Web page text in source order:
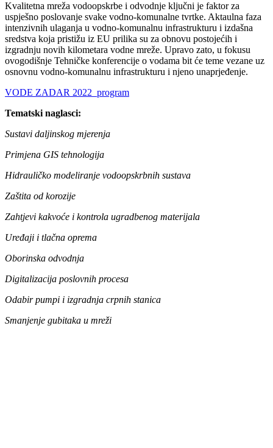
Kvalitetna mreža vodoopskrbe i odvodnje ključni je faktor za
uspješno poslovanje svake vodno-komunalne tvrtke. Aktaulna faza
intenzivnih ulaganja u vodno-komunalnu infrastrukturu i izdašna
sredstva koja pristižu iz EU prilika su za obnovu postojećih i
izgradnju novih kilometara vodne mreže. Upravo zato, u fokusu
ovogodišnje Tehničke konferencije o vodama bit će teme vezane uz
osnovnu vodno-komunalnu infrastrukturu i njeno unaprjeđenje.
VODE ZADAR 2022_program
Tematski naglasci:
Sustavi daljinskog mjerenja
Primjena GIS tehnologija
Hidrauličko modeliranje vodoopskrbnih sustava
Zaštita od korozije
Zahtjevi kakvoće i kontrola ugradbenog materijala
Uređaji i tlačna oprema
Oborinska odvodnja
Digitalizacija poslovnih procesa
Odabir pumpi i izgradnja crpnih stanica
Smanjenje gubitaka u mreži